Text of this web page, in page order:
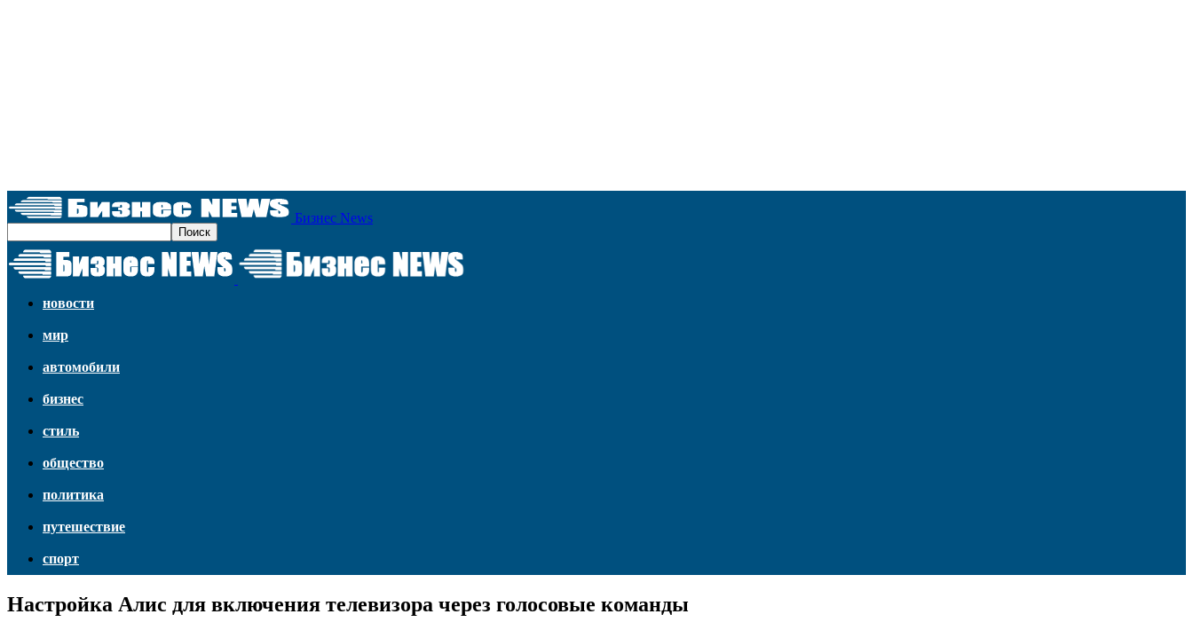
Бизнес News
новости
мир
автомобили
бизнес
стиль
общество
политика
путешествие
спорт
Настройка Алис для включения телевизора через голосовые команды